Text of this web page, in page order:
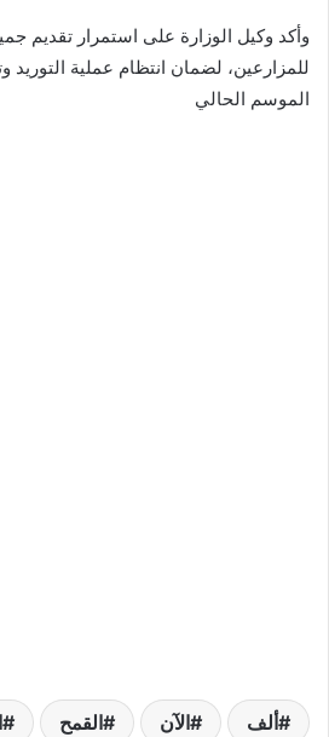
وأكد وكيل الوزارة على استمرار تقديم
للمزارعين، لضمان انتظام عملية
الموسم الحالي
ألف الآن القمح